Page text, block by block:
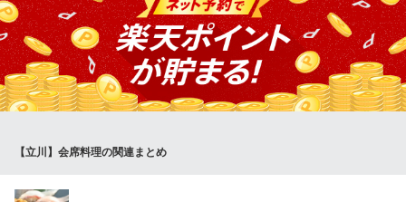
お米はコシヒカリ”広島県産越宝玉”を使用。日本人の力の源でもあ
るお米をより美味しく、炊き方、火入れの温度にこだわってご提
供。また、厳選した4種類の味噌を使用し、奥深い味わいを楽しめ
る料理をお届けします。銀ひらす西京味噌焼きや、豚の角煮な
ど、自慢のメニューがずらり。お食事に合うお酒もご用意してい
ます。
ネオ和食居酒屋 あなたに会えてよかった。Glad to meet yo
伝統が進化したネオ和食
【立川】会席料理の関連まとめ